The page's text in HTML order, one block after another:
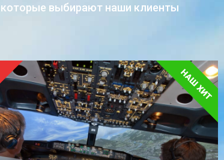
которые выбирают наши клиенты